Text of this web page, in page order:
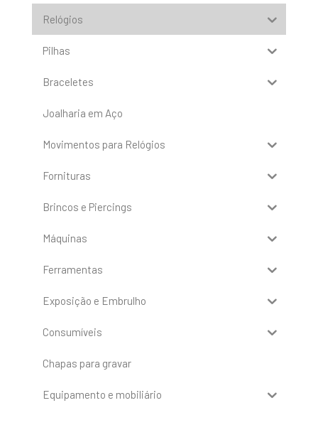
Relógios
Pilhas
Braceletes
Joalharia em Aço
Movimentos para Relógios
Fornituras
Brincos e Piercings
Máquinas
Ferramentas
Exposição e Embrulho
Consumíveis
Chapas para gravar
Equipamento e mobiliário